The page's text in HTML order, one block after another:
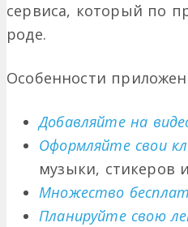
сервиса, который по
роде.
Особенности
Добавляйте на
Оформляйте свои
музыки, стикеров
Множество
Планируйте свою